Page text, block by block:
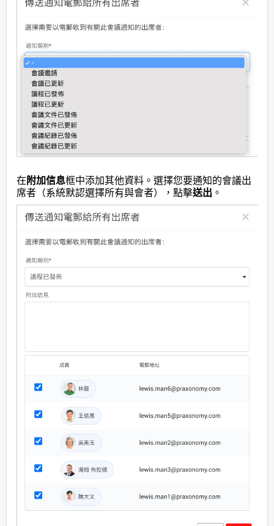
在附加信息框中添加其他資料。選擇您要通知的會議出
席者（系統默認選擇所有與會者），點擊送出 。